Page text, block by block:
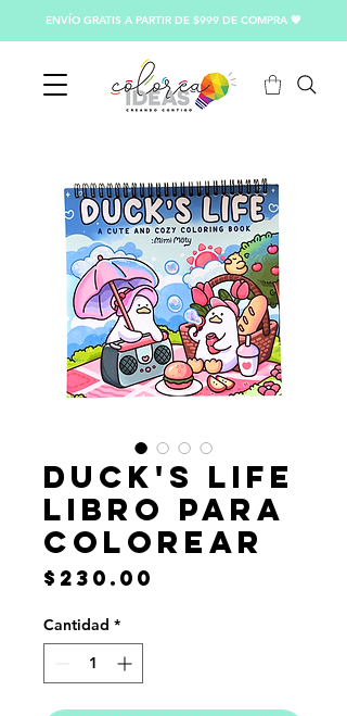
ENVÍO GRATIS A PARTIR DE $999 DE COMPRA 💖
Duck's Life
Libro para
Colorear
$230.00
Cantidad *